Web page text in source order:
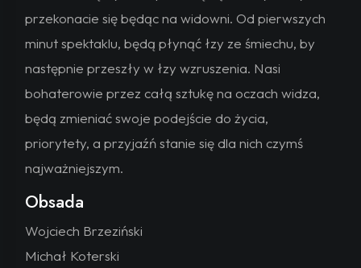
przekonacie się będąc na widowni. Od pierwszych
minut spektaklu, będą płynąć łzy ze śmiechu, by
następnie przeszły w łzy wzruszenia. Nasi
bohaterowie przez całą sztukę na oczach widza,
będą zmieniać swoje podejście do życia,
priorytety, a przyjaźń stanie się dla nich czymś
najważniejszym.
Obsada
Wojciech Brzeziński
Michał Koterski